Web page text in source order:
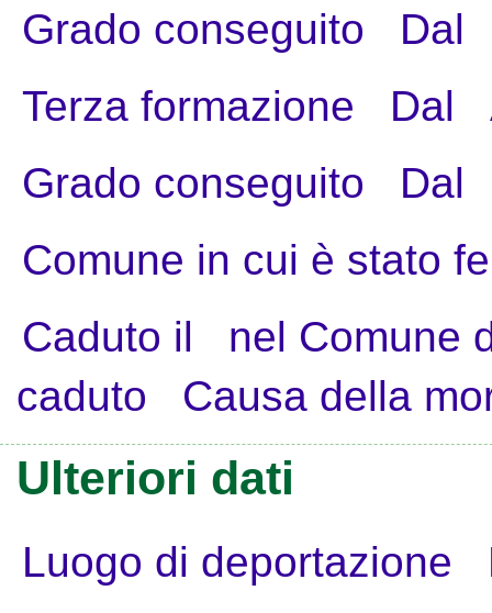
Grado conseguito
Dal
Terza formazione
Dal
Grado conseguito
Dal
Comune in cui è stato
Caduto il
nel Comune
caduto
Causa della
Ulteriori dati
Luogo di deportazione